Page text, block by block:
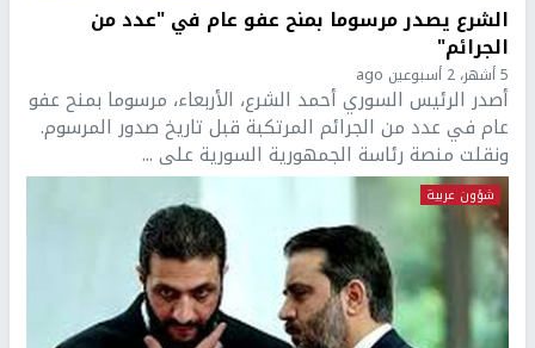
الشرع يصدر مرسوما بمنح عفو عام في "عدد من
الجرائم"
5 أشهر، 2 أسبوعين ago
أصدر الرئيس السوري أحمد الشرع، الأربعاء، مرسوما بمنح عفو
عام في عدد من الجرائم المرتكبة قبل تاريخ صدور المرسوم.
ونقلت منصة رئاسة الجمهورية السورية على ...
شؤون عربية